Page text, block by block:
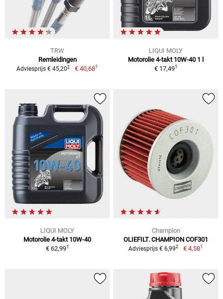
TRW
Remleidingen
Adviesprijs € 45,202 € 40,681
LIQUI MOLY
Motorolie 4-takt 10W-40 1 l
€ 17,491
LIQUI MOLY
Motorolie 4-takt 10W-40
€ 62,991
Champion
OLIEFILT. CHAMPION COF301
Adviesprijs € 6,992 € 4,581